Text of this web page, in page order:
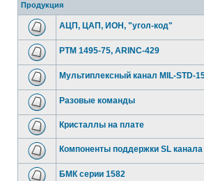
Продукция
АЦП, ЦАП, ИОН, "угол-код"
РТМ 1495-75, ARINC-429
Мультиплексный канал MIL-STD-
Разовые команды
Кристаллы на плате
Компоненты поддержки SL канала
БМК серии 1582